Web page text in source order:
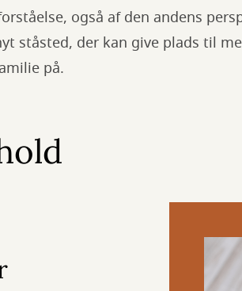
også af den andens
ståsted, der kan give plads til
på.